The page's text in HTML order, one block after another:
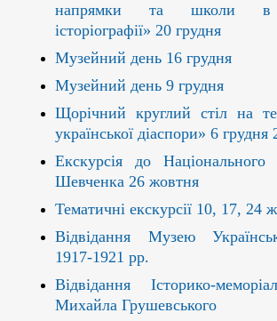
напрямки та школи в
історіографії» 20 грудня
Музейний день 16 грудня
Музейний день 9 грудня
Щорічний круглий стіл на
української діаспори» 6 грудня
Екскурсія до
Шевченка 26 жовтня
Тематичні екскурсії 10, 17, 24
Відвідання Музею
1917-1921 рр.
Відвідання Історико-
Михайла Грушевського